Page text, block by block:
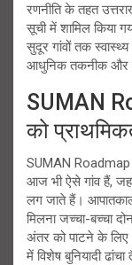
रणनीति के तहत
सूची में शामिल किया
सुदूर गांवों तक
आधुनिक तकनीक और
SUMAN
को
SUMAN
आज भी ऐसे गांव हैं,
लग जाते हैं।
मिलना जच्चा-बच्चा
अंतर को पाटने के लिए
में विशेष बुनियादी ढांचा